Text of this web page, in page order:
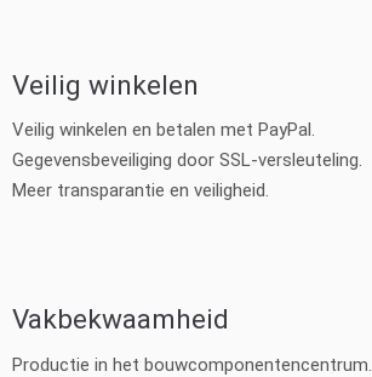
Veilig winkelen
Veilig winkelen en betalen met PayPal.
Gegevensbeveiliging door SSL-versleuteling.
Meer transparantie en veiligheid.
Vakbekwaamheid
Productie in het bouwcomponentencentrum.